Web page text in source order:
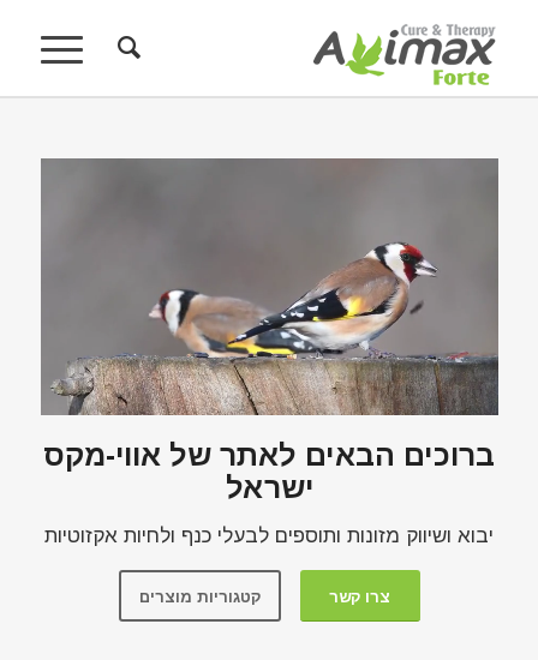
ברוכים הבאים לאתר של אווי-מקס
ישראל
יבוא ושיווק מזונות ותוספים לבעלי כנף ולחיות אקזוטיות
צרו קשר קטגוריות מוצרים